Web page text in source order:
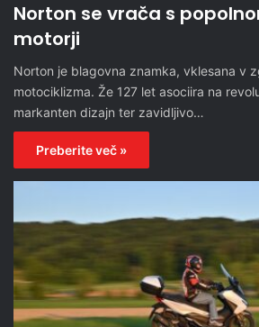
Norton se vrača s
motorji
Norton je blagovna znamka, vklesana v
motociklizma. Že 127 let asociira na
markanten dizajn ter zavidljivo…
Preberite več »